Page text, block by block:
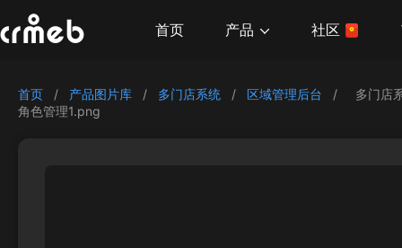
首页 产品 社区
首页 / 产品图片库 / 多门店系统 / 区域管理后台 /
多门店
角色管理1.png